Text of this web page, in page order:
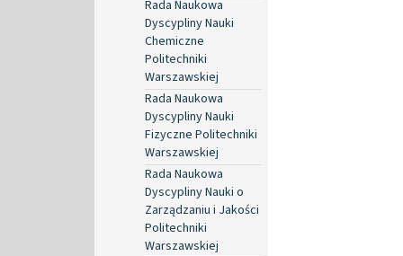
Rada Naukowa
Dyscypliny Nauki
Chemiczne
Politechniki
Warszawskiej
Rada Naukowa
Dyscypliny Nauki
Fizyczne Politechniki
Warszawskiej
Rada Naukowa
Dyscypliny Nauki o
Zarządzaniu i Jakości
Politechniki
Warszawskiej